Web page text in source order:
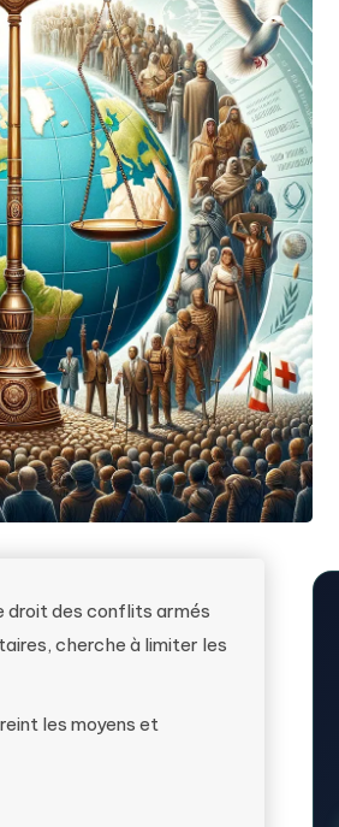
droit des conflits armés
cherche à limiter les
les moyens et